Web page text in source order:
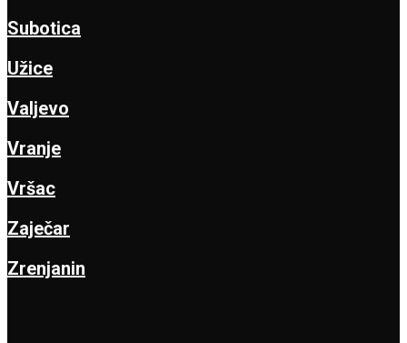
Subotica
Užice
Valjevo
Vranje
Vršac
Zaječar
Zrenjanin